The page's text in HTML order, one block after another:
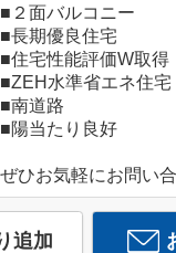
■２面バルコニー
■長期優良住宅
■住宅性能評価W取得
■ZEH水準省エネ住宅
■南道路
■陽当たり良好
ぜひお気軽にお問い
追加